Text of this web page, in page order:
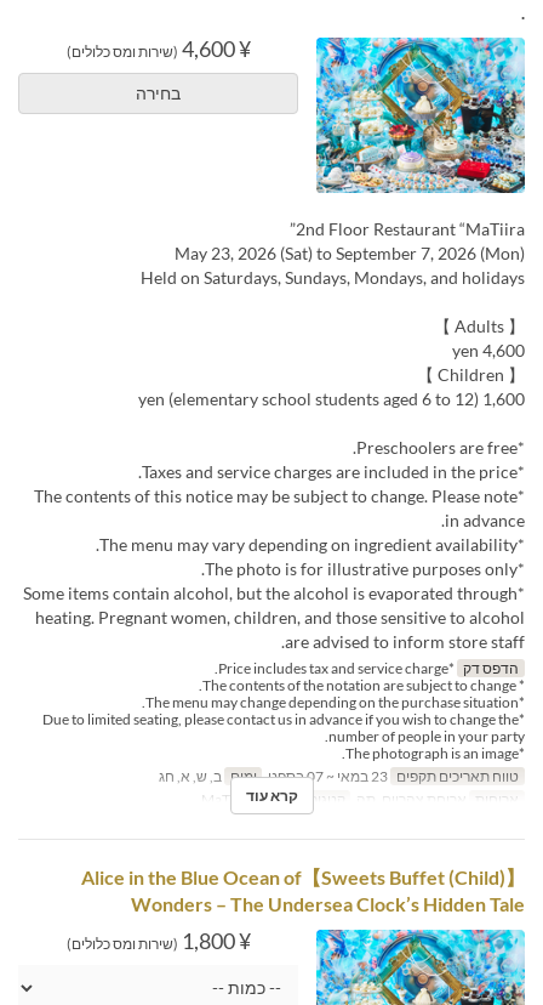
.
¥ 4,600 (שירות ומס כלולים)
בחירה
2nd Floor Restaurant “MaTiira”
May 23, 2026 (Sat) to September 7, 2026 (Mon)
Held on Saturdays, Sundays, Mondays, and holidays
【 Adults 】
4,600 yen
【 Children 】
1,600 yen (elementary school students aged 6 to 12)
*Preschoolers are free.
*Taxes and service charges are included in the price.
*The contents of this notice may be subject to change. Please note
in advance.
*The menu may vary depending on ingredient availability.
*The photo is for illustrative purposes only.
*Some items contain alcohol, but the alcohol is evaporated through
heating. Pregnant women, children, and those sensitive to alcohol
are advised to inform store staff.
הדפס דק *Price includes tax and service charge.
* The contents of the notation are subject to change.
*The menu may change depending on the purchase situation.
*Due to limited seating, please contact us in advance if you wish to change the
number of people in your party.
*The photograph is an image.
טווח תאריכים תקפים
ימים ב, ש, א, חג
ארוחות ארוחת צהריים, תה קטגוריית מקום MaTiira
קרא עוד
【Sweets Buffet (Child)】Alice in the Blue Ocean of
Wonders – The Undersea Clock’s Hidden Tale
¥ 1,800 (שירות ומס כלולים)